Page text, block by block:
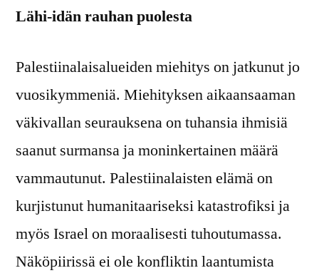
Lähi-idän rauhan puolesta
Palestiinalaisalueiden miehitys on jatkunut jo
vuosikymmeniä. Miehityksen aikaansaaman
väkivallan seurauksena on tuhansia ihmisiä
saanut surmansa ja moninkertainen määrä
vammautunut. Palestiinalaisten elämä on
kurjistunut humanitaariseksi katastrofiksi ja
myös Israel on moraalisesti tuhoutumassa.
Näköpiirissä ei ole konfliktin laantumista